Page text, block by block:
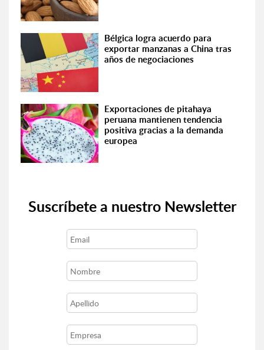
Bélgica logra acuerdo para
exportar manzanas a China tras
años de negociaciones
Exportaciones de pitahaya
peruana mantienen tendencia
positiva gracias a la demanda
europea
Suscríbete a nuestro Newsletter